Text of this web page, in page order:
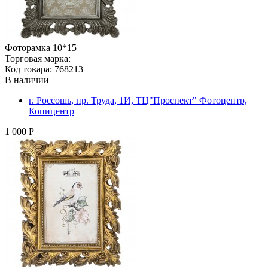
Фоторамка 10*15
Торговая марка:
Код товара: 768213
В наличии
г. Россошь, пр. Труда, 1И, ТЦ"Проспект" Фотоцентр,
Копицентр
1 000 Р